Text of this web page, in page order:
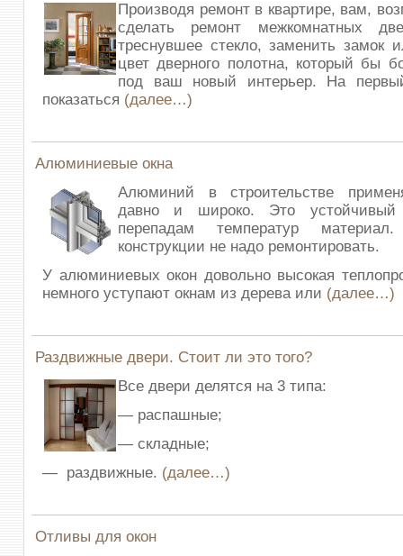
Производя ремонт в квартире, вам,
сделать ремонт межкомнатных
треснувшее стекло, заменить замок
цвет дверного полотна, который бы
под ваш новый интерьер. На
показаться (далее…)
Алюминиевые окна
Алюминий в строительстве
давно и широко. Это
перепадам температур
конструкции не надо ремонтировать.
У алюминиевых окон довольно высокая
немного уступают окнам из дерева или (далее…)
Раздвижные двери. Стоит ли это того?
Все двери делятся на 3 типа:
— распашные;
— складные;
— раздвижные. (далее…)
Отливы для окон